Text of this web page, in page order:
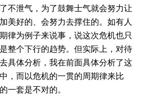
不泄气，为了鼓舞士气就会努力让
美好的、会努力去撑住的。如有人
律为例子来说事，说这次危机也只
整个下行的趋势。但实际上，对待
具体分析，我在前面具体分析了这
，而以危机的一贯的周期律来比
一套是不对的。